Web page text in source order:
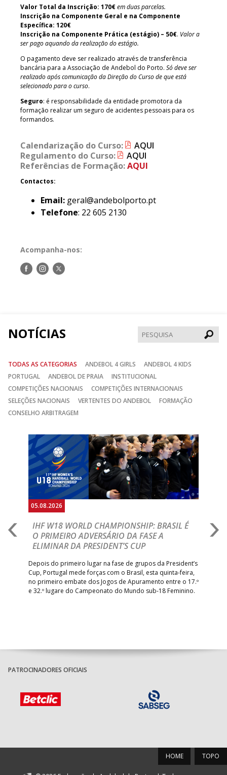
Valor Total da Inscrição: 170€em duas parcelas.
Inscrição na Componente Geral e na Componente
Específica: 120€
Inscrição na Componente Prática (estágio) – 50€. Valor a
ser pago aquando da realização do estágio.
O pagamento deve ser realizado através de transferência
bancária para a Associação de Andebol do Porto. Só deve ser
realizado após comunicação da Direção do Curso de que está
selecionado para o curso.
Seguro: é responsabilidade da entidade promotora da
formação realizar um seguro de acidentes pessoais para os
formandos.
Calendarização do Curso:
AQUI
Regulamento do Curso:
AQUI
Referências de Formação:AQUI
Contactos:
Email: geral@andebolporto.pt
Telefone: 22 605 2130
Acompanha-nos:
Siga-Siga-Siga-
NOTÍCIAS
TODAS AS CATEGORIAS ANDEBOL 4 GIRLS
ANDEBOL 4 KIDS
PORTUGAL
ANDEBOL DE PRAIA
INSTITUCIONAL
COMPETIÇÕES NACIONAIS
COMPETIÇÕES INTERNACIONAIS
SELEÇÕES NACIONAIS
VERTENTES DO ANDEBOL
FORMAÇÃO
CONSELHO ARBITRAGEM
05.08.2026
IHF W18 WORLD CHAMPIONSHIP: BRASIL É
O PRIMEIRO ADVERSÁRIO DA FASE A
ELIMINAR DA PRESIDENT’S CUP
Depois do primeiro lugar na fase de grupos da President’s
Cup, Portugal mede forças com o Brasil, esta quinta-feira,
no primeiro embate dos Jogos de Apuramento entre o 17.º
e 32.º lugare do Campeonato do Mundo sub-18 Feminino.
Anterior
PATROCINADORES OFICIAIS
TOPO
HOME